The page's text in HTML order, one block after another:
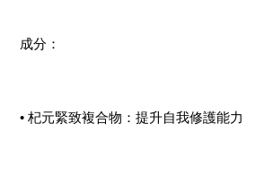
成分：
• 杞元緊致複合物：提升自我修護能力